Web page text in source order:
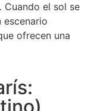
Cuando el sol se
escenario
ofrecen una